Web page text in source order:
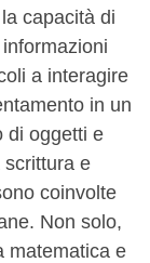
capacità di
a interagire
in un
di oggetti e
scrittura e
coinvolte
Non solo,
matematica e